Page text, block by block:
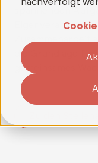
spannenden
die Grundlage
gemeinsames